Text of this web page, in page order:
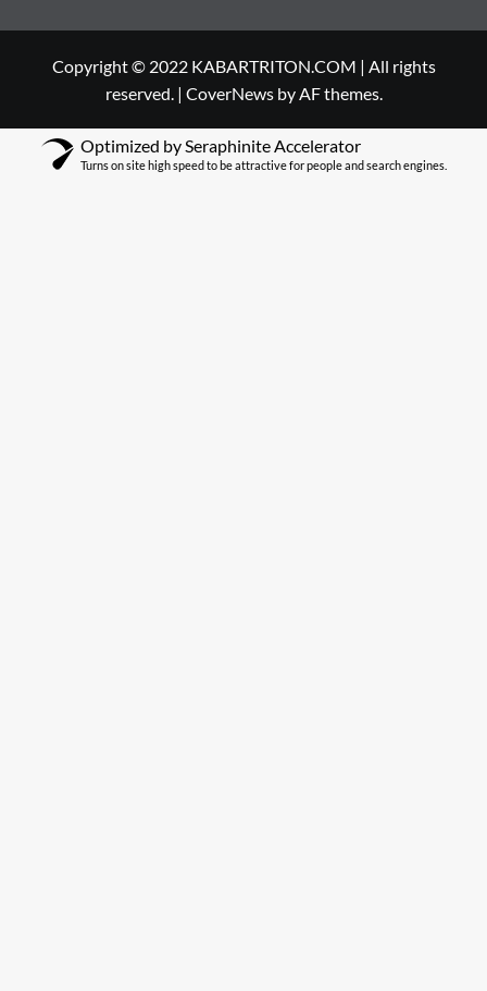
Copyright © 2022 KABARTRITON.COM | All rights
reserved. | CoverNewsby AF themes.
Optimized by Seraphinite Accelerator
Turns on site high speed to be attractive for people and search engines.